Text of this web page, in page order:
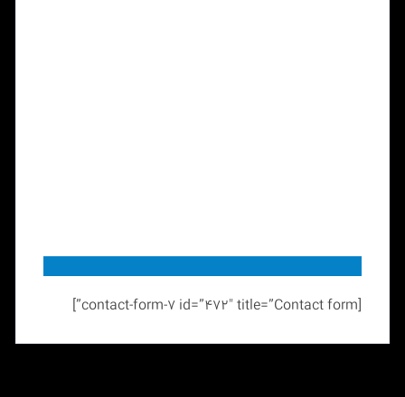
[contact-form-7 id=”472″ title=”Contact form”]